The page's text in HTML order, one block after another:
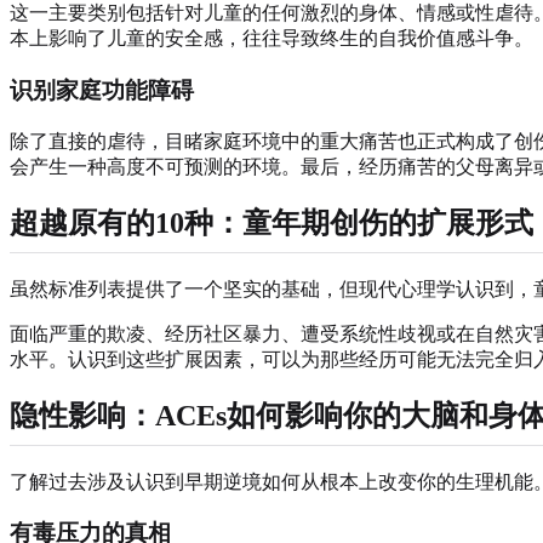
这一主要类别包括针对儿童的任何激烈的身体、情感或性虐
本上影响了儿童的安全感，往往导致终生的自我价值感斗争。
识别家庭功能障碍
除了直接的虐待，目睹家庭环境中的重大痛苦也正式构成了
会产生一种高度不可预测的环境。最后，经历痛苦的父母离
超越原有的10种：童年期创伤的扩展形式
虽然标准列表提供了一个坚实的基础，但现代心理学认识到
面临严重的欺凌、经历社区暴力、遭受系统性歧视或在自然
水平。认识到这些扩展因素，可以为那些经历可能无法完全
隐性影响：ACEs如何影响你的大脑和身
了解过去涉及认识到早期逆境如何从根本上改变你的生理机
有毒压力的真相